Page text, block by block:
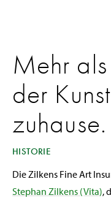
Mehr
der
zuhause.
HISTORIE
Die Zilkens Fine Art
Stephan Zilkens (Vita),